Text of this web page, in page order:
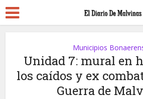
Municipios
Unidad 7: mural en
los caídos y ex
Guerra de